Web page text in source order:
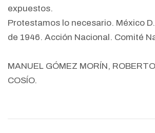
expuestos.
Protestamos lo necesario. México
de 1946. Acción Nacional. Comité
MANUEL GÓMEZ MORÍN,
COSÍO.